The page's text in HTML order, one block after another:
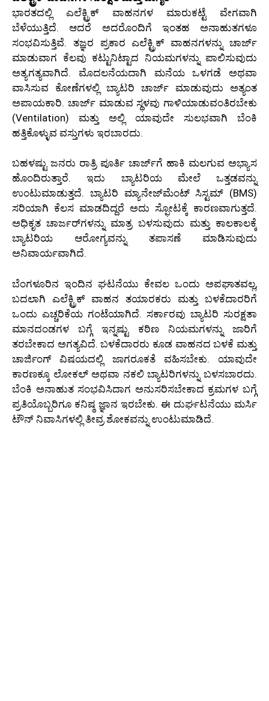
ಭಾರತದಲ್ಲಿ ಎಲೆಕ್ಟ್ರಿಕ್ ವಾಹನಗಳ ಮಾರುಕಟ್ಟೆ ವೇಗವಾಗಿ
ಬೆಳೆಯುತ್ತಿದೆ. ಆದರೆ ಅದರೊಂದಿಗೆ ಇಂತಹ ಅನಾಹುತಗಳೂ
ಸಂಭವಿಸುತ್ತಿವೆ. ತಜ್ಞರ ಪ್ರಕಾರ ಎಲೆಕ್ಟ್ರಿಕ್ ವಾಹನಗಳನ್ನು ಚಾರ್ಜ್
ಮಾಡುವಾಗ ಕೆಲವು ಕಟ್ಟುನಿಟ್ಟಾದ ನಿಯಮಗಳನ್ನು ಪಾಲಿಸುವುದು
ಅತ್ಯಗತ್ಯವಾಗಿದೆ. ಮೊದಲನೆಯದಾಗಿ ಮನೆಯ ಒಳಗಡೆ ಅಥವಾ
ವಾಸಿಸುವ ಕೋಣೆಗಳಲ್ಲಿ ಬ್ಯಾಟರಿ ಚಾರ್ಜ್ ಮಾಡುವುದು ಅತ್ಯಂತ
ಅಪಾಯಕಾರಿ. ಚಾರ್ಜ್ ಮಾಡುವ ಸ್ಥಳವು ಗಾಳಿಯಾಡುವಂತಿರಬೇಕು
(Ventilation) ಮತ್ತು ಅಲ್ಲಿ ಯಾವುದೇ ಸುಲಭವಾಗಿ ಬೆಂಕಿ
ಹತ್ತಿಕೊಳ್ಳುವ ವಸ್ತುಗಳು ಇರಬಾರದು.
ಬಹಳಷ್ಟು ಜನರು ರಾತ್ರಿ ಪೂರ್ತಿ ಚಾರ್ಜ್‌ಗೆ ಹಾಕಿ ಮಲಗುವ ಅಭ್ಯಾಸ
ಹೊಂದಿರುತ್ತಾರೆ. ಇದು ಬ್ಯಾಟರಿಯ ಮೇಲೆ ಒತ್ತಡವನ್ನು
ಉಂಟುಮಾಡುತ್ತದೆ. ಬ್ಯಾಟರಿ ಮ್ಯಾನೇಜ್‌ಮೆಂಟ್ ಸಿಸ್ಟಮ್ (BMS)
ಸರಿಯಾಗಿ ಕೆಲಸ ಮಾಡದಿದ್ದರೆ ಅದು ಸ್ಫೋಟಕ್ಕೆ ಕಾರಣವಾಗುತ್ತದೆ.
ಅಧಿಕೃತ ಚಾರ್ಜರ್‌ಗಳನ್ನು ಮಾತ್ರ ಬಳಸುವುದು ಮತ್ತು ಕಾಲಕಾಲಕ್ಕೆ
ಬ್ಯಾಟರಿಯ ಆರೋಗ್ಯವನ್ನು ತಪಾಸಣೆ ಮಾಡಿಸುವುದು
ಅನಿವಾರ್ಯವಾಗಿದೆ.
ಬೆಂಗಳೂರಿನ ಇಂದಿನ ಘಟನೆಯು ಕೇವಲ ಒಂದು ಅಪಘಾತವಲ್ಲ,
ಬದಲಾಗಿ ಎಲೆಕ್ಟ್ರಿಕ್ ವಾಹನ ತಯಾರಕರು ಮತ್ತು ಬಳಕೆದಾರರಿಗೆ
ಒಂದು ಎಚ್ಚರಿಕೆಯ ಗಂಟೆಯಾಗಿದೆ. ಸರ್ಕಾರವು ಬ್ಯಾಟರಿ ಸುರಕ್ಷತಾ
ಮಾನದಂಡಗಳ ಬಗ್ಗೆ ಇನ್ನಷ್ಟು ಕಠಿಣ ನಿಯಮಗಳನ್ನು ಜಾರಿಗೆ
ತರಬೇಕಾದ ಅಗತ್ಯವಿದೆ. ಬಳಕೆದಾರರು ಕೂಡ ವಾಹನದ ಬಳಕೆ ಮತ್ತು
ಚಾರ್ಜಿಂಗ್ ವಿಷಯದಲ್ಲಿ ಜಾಗರೂಕತೆ ವಹಿಸಬೇಕು. ಯಾವುದೇ
ಕಾರಣಕ್ಕೂ ಲೋಕಲ್ ಅಥವಾ ನಕಲಿ ಬ್ಯಾಟರಿಗಳನ್ನು ಬಳಸಬಾರದು.
ಬೆಂಕಿ ಅನಾಹುತ ಸಂಭವಿಸಿದಾಗ ಅನುಸರಿಸಬೇಕಾದ ಕ್ರಮಗಳ ಬಗ್ಗೆ
ಪ್ರತಿಯೊಬ್ಬರಿಗೂ ಕನಿಷ್ಠ ಜ್ಞಾನ ಇರಬೇಕು. ಈ ದುರ್ಘಟನೆಯು ಮರ್ಸಿ
ಟೌನ್ ನಿವಾಸಿಗಳಲ್ಲಿ ತೀವ್ರ ಶೋಕವನ್ನು ಉಂಟುಮಾಡಿದೆ.